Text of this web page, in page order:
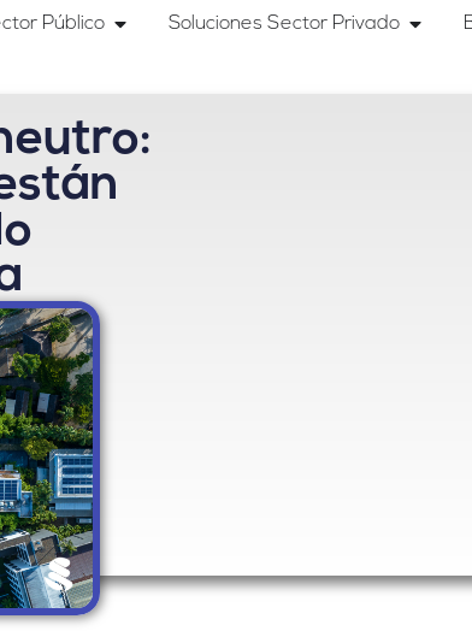
Público Soluciones Sector Privado